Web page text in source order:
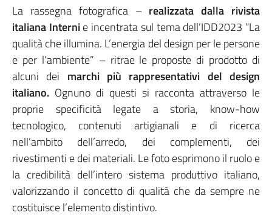
La rassegna fotografica – realizzata dalla rivista
italiana Internie incentrata sul tema dell’IDD2023 “La
qualità che illumina. L’energia del design per le persone
e per l’ambiente” – ritrae le proposte di prodotto di
alcuni dei marchi più rappresentativi del design
italiano. Ognuno di questi si racconta attraverso le
proprie specificità legate a storia, know-how
tecnologico, contenuti artigianali e di ricerca
nell’ambito dell’arredo, dei complementi, dei
rivestimenti e dei materiali. Le foto esprimono il ruolo e
la credibilità dell’intero sistema produttivo italiano,
valorizzando il concetto di qualità che da sempre ne
costituisce l’elemento distintivo.